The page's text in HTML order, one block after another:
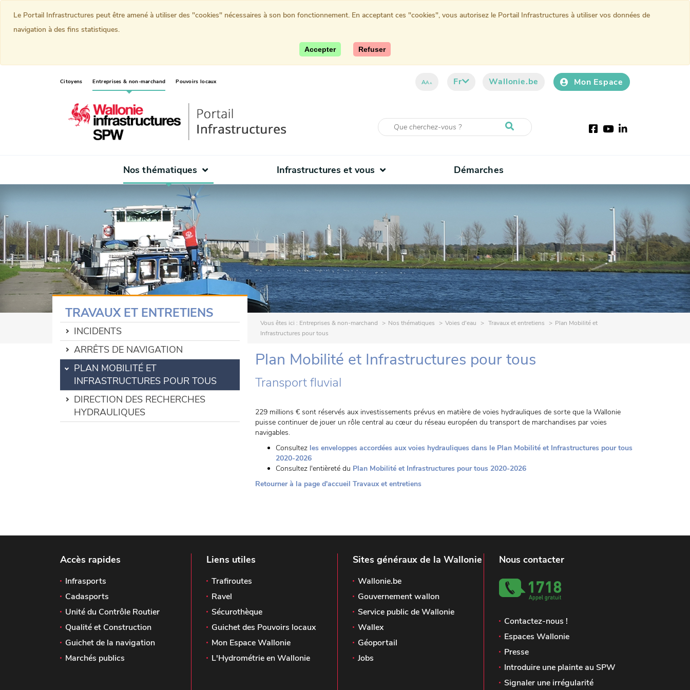
Citoyens Entreprises & non-marchand(current)Pouvoirs locaux AAA Fr Wallonie.be Mon Espace
Facebook
YoutubeLinkedIn
Nos thématiques Infrastructures et vous Démarches
Vous êtes ici : Entreprises & non-marchand Nos thématiques Voies d'eau Travaux et entretiens
Plan Mobilité et
Infrastructures pour tous
TRAVAUX ET ENTRETIENS
INCIDENTS
ARRÊTS DE NAVIGATION
PLAN MOBILITÉ ET
INFRASTRUCTURES POUR TOUS
DIRECTION DES RECHERCHES
HYDRAULIQUES
Plan Mobilité et Infrastructures pour tous
Transport fluvial
229 millions € sont réservés aux investissements prévus en matière de voies hydrauliques de sorte que la Wallonie
puisse continuer de jouer un rôle central au cœur du réseau européen du transport de marchandises par voies
navigables.
Consultez les enveloppes accordées aux voies hydrauliques dans le Plan Mobilité et Infrastructures pour tous
2020-2026
Consultez l'entièreté du Plan Mobilité et Infrastructures pour tous 2020-2026
Retourner à la page d'accueil Travaux et entretiens
Accès rapides
Infrasports
Cadasports
Unité du Contrôle Routier
Qualité et Construction
Guichet de la navigation
Marchés publics
Liens utiles
Trafiroutes
Ravel
Sécurothèque
Guichet des Pouvoirs locaux
Mon Espace Wallonie
L'Hydrométrie en Wallonie
Sites généraux de la Wallonie
Wallonie.be
Gouvernement wallon
Service public de Wallonie
Wallex
Géoportail
Jobs
Nous contacter
Contactez-nous !
Espaces Wallonie
Presse
Introduire une plainte au SPW
Signaler une irrégularité
Le Portail Infrastructures peut être amené à utiliser des "cookies" nécessaires à son bon fonctionnement. En acceptant ces "cookies", vous autorisez le Portail Infrastructures à utiliser vos données de
navigation à des fins statistiques.
Accepter Refuser